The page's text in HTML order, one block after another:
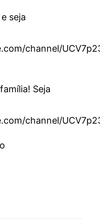
seja
channel/
Seja
channel/